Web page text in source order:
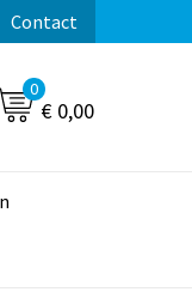
Contact
0
€ 0,00